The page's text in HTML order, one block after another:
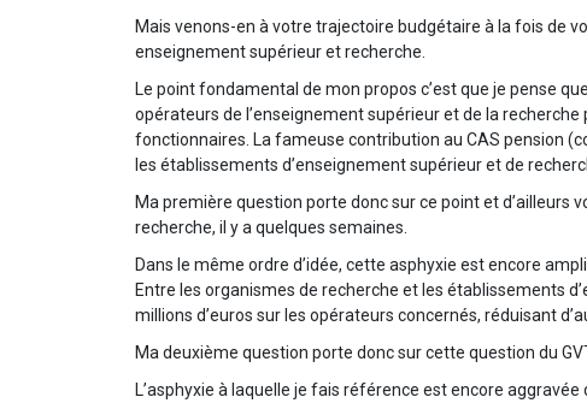
Mais venons-en à votre trajectoire budgétaire à la fois de
enseignement supérieur et recherche.
Le point fondamental de mon propos c’est que je pense
opérateurs de l’enseignement supérieur et de la
fonctionnaires. La fameuse contribution au CAS pension
les établissements d’enseignement supérieur et de
Ma première question porte donc sur ce point et d’ailleurs
recherche, il y a quelques semaines.
Dans le même ordre d’idée, cette asphyxie est encore
Entre les organismes de recherche et les établissements
millions d’euros sur les opérateurs concernés, réduisant
Ma deuxième question porte donc sur cette question du
L’asphyxie à laquelle je fais référence est encore